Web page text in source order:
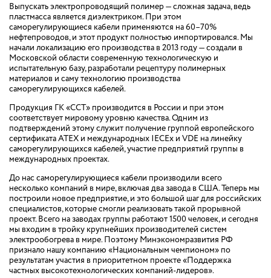
Выпускать электропроводящий полимер — сложная задача, ведь
пластмасса является диэлектриком. При этом
саморегулирующиеся кабели применяются на 60–70%
нефтепроводов, и этот продукт полностью импортировался. Мы
начали локализацию его производства в 2013 году — создали в
Московской области современную технологическую и
испытательную базу, разработали рецептуру полимерных
материалов и саму технологию производства
саморегулирующихся кабелей.
Продукция ГК «ССТ» производится в России и при этом
соответствует мировому уровню качества. Одним из
подтверждений этому служит получение группой европейского
сертификата ATEX и международных IECEx и VDE на линейку
саморегулирующихся кабелей, участие предприятий группы в
международных проектах.
До нас саморегулирующиеся кабели производили всего
несколько компаний в мире, включая два завода в США. Теперь мы
построили новое предприятие, и это большой шаг для российских
специалистов, которые смогли реализовать такой прорывной
проект. Всего на заводах группы работают 1500 человек, и сегодня
мы входим в тройку крупнейших производителей систем
электрообогрева в мире. Поэтому Минэкономразвития РФ
признало нашу компанию «Национальным чемпионом» по
результатам участия в приоритетном проекте «Поддержка
частных высокотехнологических компаний-лидеров».